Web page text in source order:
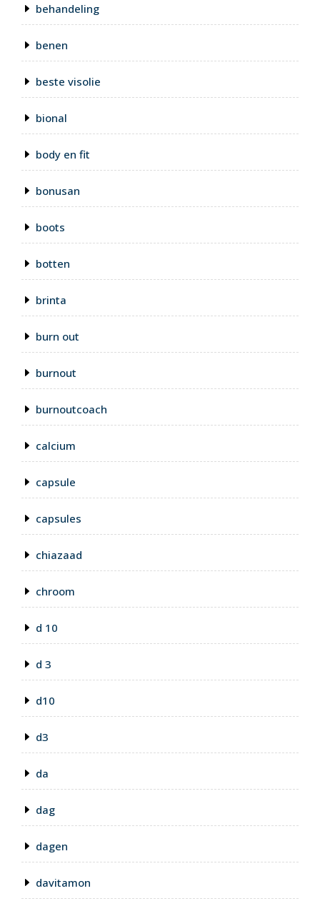
behandeling
benen
beste visolie
bional
body en fit
bonusan
boots
botten
brinta
burn out
burnout
burnoutcoach
calcium
capsule
capsules
chiazaad
chroom
d 10
d 3
d10
d3
da
dag
dagen
davitamon